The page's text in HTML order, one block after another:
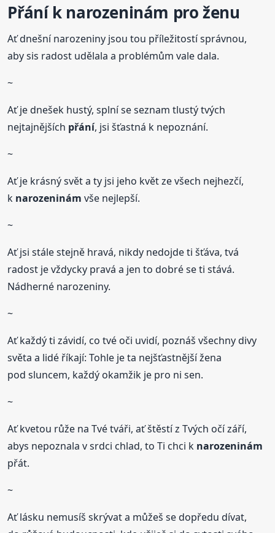
Přáník narozeninám pro ženu
Ať dnešní narozeniny jsou tou příležitostí správnou,
aby sis radost udělala a problémům vale dala.
~
Ať je dnešek hustý, splní se seznam tlustý tvých
nejtajnějších přání, jsi šťastná k nepoznání.
~
Ať je krásný svět a ty jsi jeho květ ze všech nejhezčí,
k narozeninám vše nejlepší.
~
Ať jsi stále stejně hravá, nikdy nedojde ti šťáva, tvá
radost je vždycky pravá a jen to dobré se ti stává.
Nádherné narozeniny.
~
Ať každý ti závidí, co tvé oči uvidí, poznáš všechny divy
světa a lidé říkají: Tohle je ta nejšťastnější žena
pod sluncem, každý okamžik je pro ni sen.
~
Ať kvetou růže na Tvé tváři, ať štěstí z Tvých očí září,
abys nepoznala v srdci chlad, to Ti chci k narozeninám
přát.
~
Ať lásku nemusíš skrývat a můžeš se dopředu dívat,